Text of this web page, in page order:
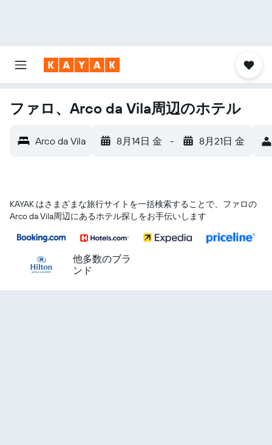
ファロ、Arco da Vila周辺のホテル
Arco da Vila 8月14日 金 - 8月21日 金
KAYAK はさまざまな旅行サイトを一括検索することで、ファロ​の
Arco da Vila​周辺にあるホテル探しをお手伝いします
他多数のブラ
ンド